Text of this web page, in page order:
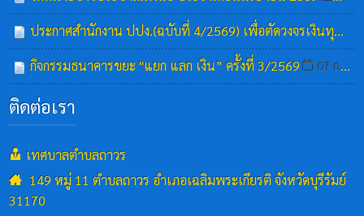
ประกาศสำนักงาน ปปง.(ฉบับที่ 4/2569) เพื่อตัดวงจรเงินทุนของกลุ่มก่อการร้ายสากล คือ กลุ่ม ISIL
กิจกรรมธนาคารขยะ "แยก แลก เงิน” ครั้งที่ 3/2569 07 ก.ค. 2569
ติดต่อเรา
เทศบาลตำบลถาวร
149 หมู่ 11 ตำบลถาวร อำเภอเฉลิมพระเกียรติ จังหวัดบุรีรัมย์
31170